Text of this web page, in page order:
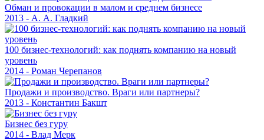
Обман и провокации в малом и среднем бизнесе
2013 - А. А. Гладкий
100 бизнес-технологий: как поднять компанию на новый
уровень
2014 - Роман Черепанов
Продажи и производство. Враги или партнеры?
2013 - Константин Бакшт
Бизнес без гуру
2014 - Влад Мерк